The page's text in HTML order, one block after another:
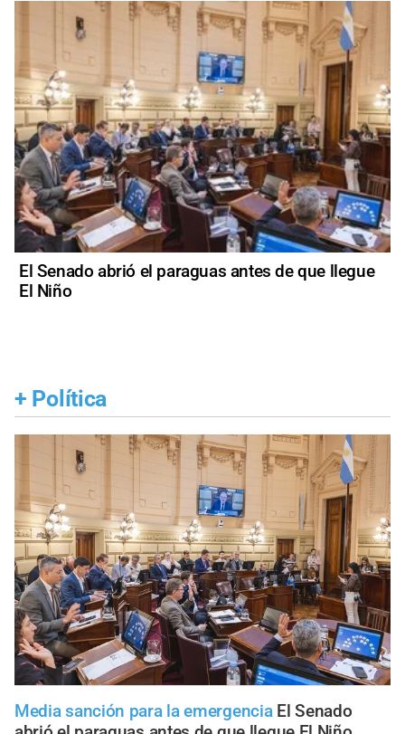
El Senado abrió el paraguas antes de que llegue
El Niño
+ Política
Media sanción para la emergencia El Senado